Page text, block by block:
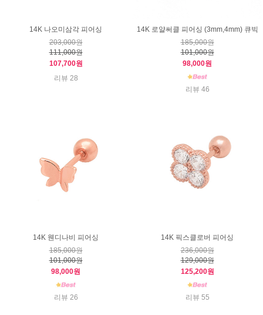
14K 나오미삼각 피어싱
203,000원
111,000원
107,700원
리뷰 28
14K 로얄써클 피어싱 (3mm,4mm) 큐빅
185,000원
101,000원
98,000원
리뷰 46
14K 웬디나비 피어싱
185,000원
101,000원
98,000원
리뷰 26
14K 픽스클로버 피어싱
236,000원
129,000원
125,200원
리뷰 55